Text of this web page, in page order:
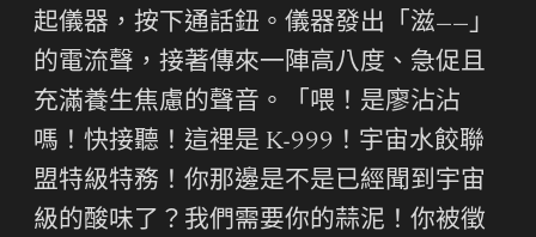
起儀器，按下通話鈕。儀器發出「滋——」
的電流聲，接著傳來一陣高八度、急促且
充滿養生焦慮的聲音。「喂！是廖沾沾
嗎！快接聽！這裡是 K-999！宇宙水餃聯
盟特級特務！你那邊是不是已經聞到宇宙
級的酸味了？我們需要你的蒜泥！你被徵